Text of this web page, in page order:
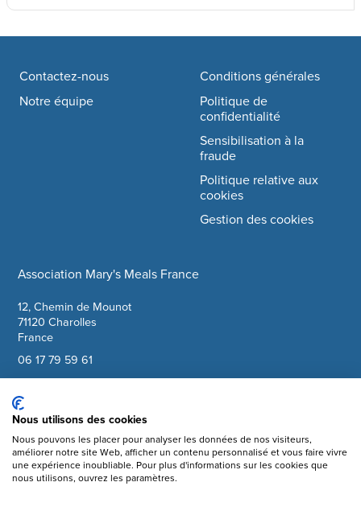
Footer navigation
Association Mary's Meals Francecompany information
12, Chemin de Mounot
71120 Charolles
France
06 17 79 59 61
info@marysmeals.fr
Contactez-nous
Notre équipe
Conditions générales
Politique de
confidentialité
Sensibilisation à la
fraude
Politique relative aux
cookies
Gestion des cookies
Facebook
Instagram
Nous utilisons des cookies
Nous pouvons les placer pour analyser les données de nos visiteurs,
améliorer notre site Web, afficher un contenu personnalisé et vous faire vivre
une expérience inoubliable. Pour plus d'informations sur les cookies que
nous utilisons, ouvrez les paramètres.